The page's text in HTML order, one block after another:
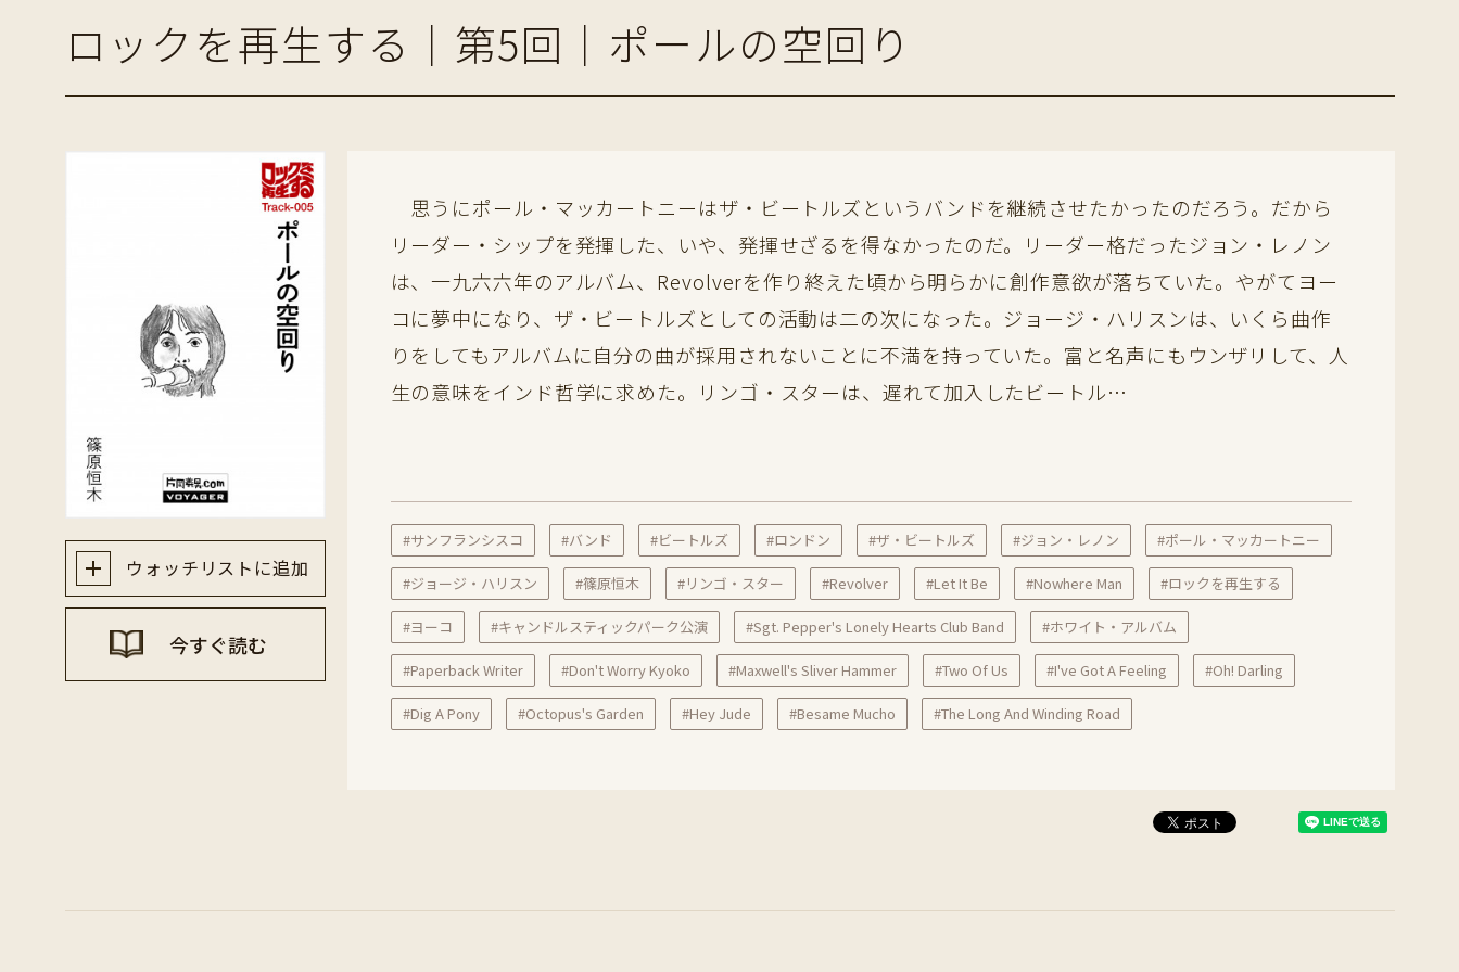
ロックを再生する｜第5回｜ポールの空回り
ウォッチリストに追加
今すぐ読む
思うにポール・マッカートニーはザ・ビートルズというバンドを継続させたかったのだろう。だから
リーダー・シップを発揮した、いや、発揮せざるを得なかったのだ。リーダー格だったジョン・レノン
は、一九六六年のアルバム、Revolverを作り終えた頃から明らかに創作意欲が落ちていた。やがてヨー
コに夢中になり、ザ・ビートルズとしての活動は二の次になった。ジョージ・ハリスンは、いくら曲作
りをしてもアルバムに自分の曲が採用されないことに不満を持っていた。富と名声にもウンザリして、人
生の意味をインド哲学に求めた。リンゴ・スターは、遅れて加入したビートル…
#サンフランシスコ #バンド #ビートルズ #ロンドン #ザ・ビートルズ #ジョン・レノン #ポール・マッカートニー
#ジョージ・ハリスン #篠原恒木 #リンゴ・スター #Revolver #Let It Be #Nowhere Man #ロックを再生する
#ヨーコ #キャンドルスティックパーク公演 #Sgt. Pepper's Lonely Hearts Club Band #ホワイト・アルバム
#Paperback Writer #Don't Worry Kyoko #Maxwell's Sliver Hammer #Two Of Us #I've Got A Feeling #Oh! Darling
#Dig A Pony #Octopus's Garden #Hey Jude #Besame Mucho #The Long And Winding Road